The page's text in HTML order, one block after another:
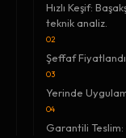
Hızlı Keşif:
teknik analiz.
02
Şeffaf
03
Yerinde
04
Garantili Teslim: